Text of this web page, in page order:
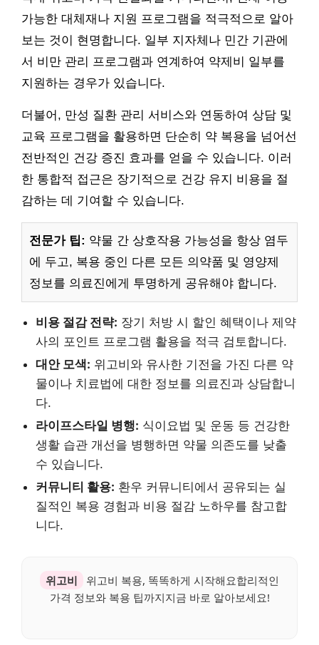
가능한 대체재나 지원 프로그램을 적극적으로 알아
보는 것이 현명합니다. 일부 지자체나 민간 기관에
서 비만 관리 프로그램과 연계하여 약제비 일부를
지원하는 경우가 있습니다.
더불어, 만성 질환 관리 서비스와 연동하여 상담 및
교육 프로그램을 활용하면 단순히 약 복용을 넘어선
전반적인 건강 증진 효과를 얻을 수 있습니다. 이러
한 통합적 접근은 장기적으로 건강 유지 비용을 절
감하는 데 기여할 수 있습니다.
전문가 팁: 약물 간 상호작용 가능성을 항상 염두
에 두고, 복용 중인 다른 모든 의약품 및 영양제
정보를 의료진에게 투명하게 공유해야 합니다.
비용 절감 전략: 장기 처방 시 할인 혜택이나 제약
사의 포인트 프로그램 활용을 적극 검토합니다.
대안 모색: 위고비와 유사한 기전을 가진 다른 약
물이나 치료법에 대한 정보를 의료진과 상담합니
다.
라이프스타일 병행: 식이요법 및 운동 등 건강한
생활 습관 개선을 병행하면 약물 의존도를 낮출
수 있습니다.
커뮤니티 활용: 환우 커뮤니티에서 공유되는 실
질적인 복용 경험과 비용 절감 노하우를 참고합
니다.
위고비
위고비 복용, 똑똑하게 시작해요합리적인
가격 정보와 복용 팁까지지금 바로 알아보세요!